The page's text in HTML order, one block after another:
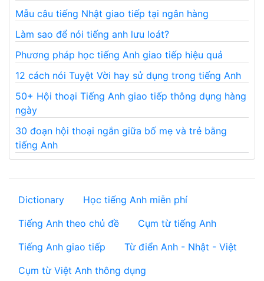
Mẫu câu tiếng Nhật giao tiếp tại ngân hàng
Làm sao để nói tiếng anh lưu loát?
Phương pháp học tiếng Anh giao tiếp hiệu quả
12 cách nói Tuyệt Vời hay sử dụng trong tiếng Anh
50+ Hội thoại Tiếng Anh giao tiếp thông dụng hàng
ngày
30 đoạn hội thoại ngắn giữa bố mẹ và trẻ bằng
tiếng Anh
Dictionary
Học tiếng Anh miễn phí
Tiếng Anh theo chủ đề
Cụm từ tiếng Anh
Tiếng Anh giao tiếp
Từ điển Anh - Nhật - Việt
Cụm từ Việt Anh thông dụng